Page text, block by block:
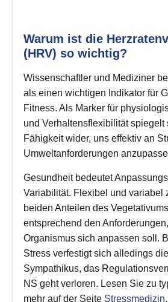
Warum ist die
(HRV) so wichtig?
Wissenschaftler und Mediziner
als einen wichtigen Indikator für
Fitness. Als Marker für
und Verhaltensflexibilität spiegelt
Fähigkeit wider, uns effektiv an
Umweltanforderungen
Gesundheit bedeutet
Variabilität. Flexibel und variabel
beiden Anteilen des
entsprechend den
Organismus sich anpassen soll.
Stress verfestigt sich alledings
Sympathikus, das
NS geht verloren. Lesen Sie zu
mehr auf der Seite Stressmedizin.